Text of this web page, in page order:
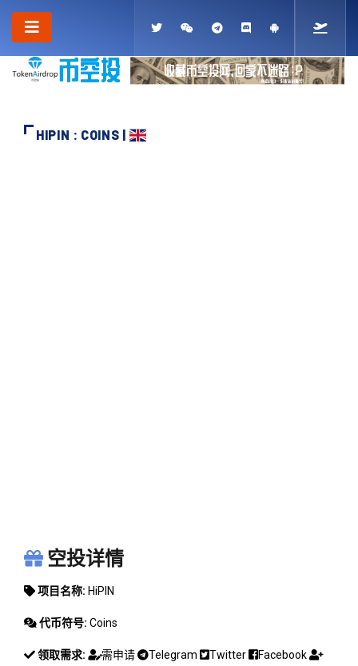
HIPIN : COINS |
空投详情
项目名称: HiPIN
代币符号: Coins
领取需求: 需申请 Telegram Twitter
Facebook